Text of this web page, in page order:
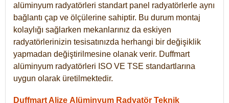
alüminyum radyatörleri standart panel radyatörlerle aynı
bağlantı çap ve ölçülerine sahiptir. Bu durum montaj
kolaylığı sağlarken mekanlarınız da eskiyen
radyatörlerinizin tesisatınızda herhangi bir değişiklik
yapmadan değiştirilmesine olanak verir. Duffmart
alüminyum radyatörleri ISO VE TSE standartlarına
uygun olarak üretilmektedir.
Duffmart Alize Alüminyum Radyatör Teknik